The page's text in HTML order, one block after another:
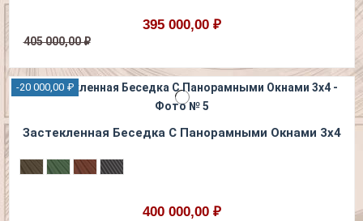
395 000,00 ₽
405 000,00 ₽
-20 000,00 ₽
Застекленная Беседка С Панорамными Окнами 3х4
400 000,00 ₽